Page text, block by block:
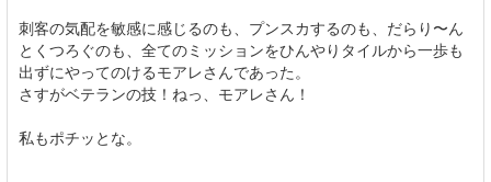
刺客の気配を敏感に感じるのも、プンスカするのも、だらり〜ん
とくつろぐのも、全てのミッションをひんやりタイルから一歩も
出ずにやってのけるモアレさんであった。
さすがベテランの技！ねっ、モアレさん！
私もポチッとな。